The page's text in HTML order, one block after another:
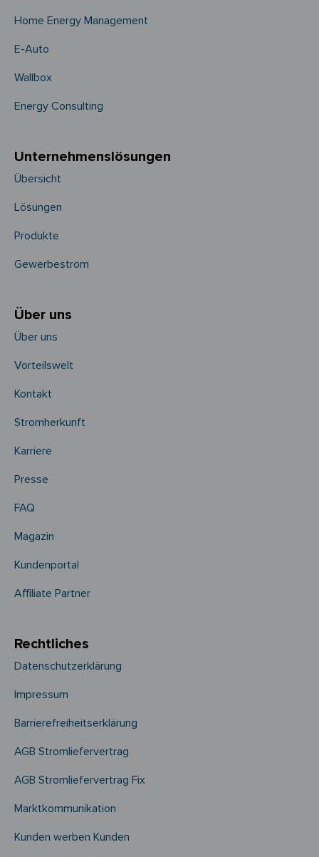
Home Energy Management
E-Auto
Wallbox
Energy Consulting
Unternehmens­­lösungen
Übersicht
Lösungen
Produkte
Gewerbestrom
Über uns
Über uns
Vorteilswelt
Kontakt
Stromherkunft
Karriere
Presse
FAQ
Magazin
Kundenportal
Affiliate Partner
Rechtliches
Datenschutzerklärung
Impressum
Barrierefreiheitserklärung
AGB Stromliefervertrag
AGB Stromliefervertrag Fix
Marktkommunikation
Kunden werben Kunden